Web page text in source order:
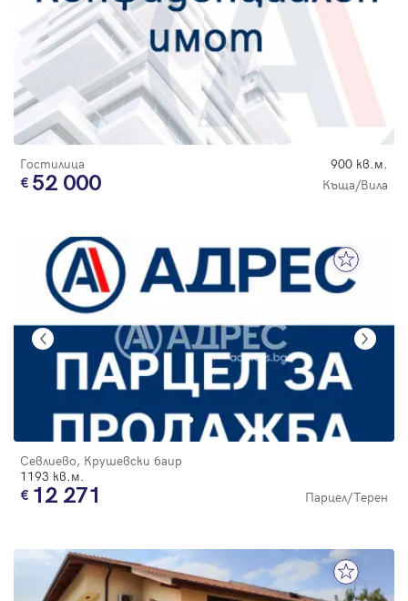
Гостилица 900 кв.м.
52 000 Къща/Вила
Севлиево, Крушевски баир
1193 кв.м.
12 271 Парцел/Терен